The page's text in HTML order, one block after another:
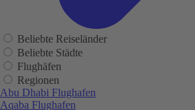
Beliebte Reiseländer
Beliebte Städte
Flughäfen
Regionen
Abu Dhabi Flughafen
Aqaba Flughafen